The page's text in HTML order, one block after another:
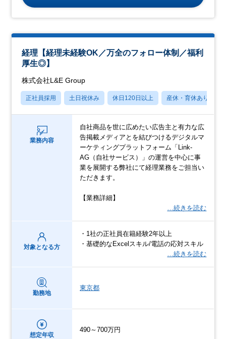
経理【経理未経験OK／万全のフォロー体制／福利
厚生◎】
株式会社L&E Group
正社員採用 土日祝休み 休日120日以上 産休・育休あり
業務内容
自社商品を世に広めたい広告主と有力な広
告掲載メディアとを結びつけるデジタルマ
ーケティングプラットフォーム「Link-
AG（自社サービス）」の運営を中心に事
業を展開する弊社にて経理業務をご担当い
ただきます。
【業務詳細】
…続きを読む
対象となる方
・1社の正社員在籍経験2年以上
・基礎的なExcelスキル/電話の応対スキル
…続きを読む
勤務地
東京都
想定年収
490～700万円